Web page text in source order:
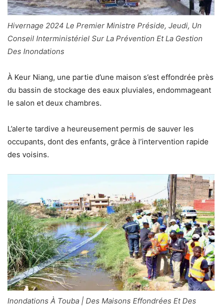
Hivernage 2024 Le Premier Ministre Préside, Jeudi, Un
Conseil Interministériel Sur La Prévention Et La Gestion
Des Inondations
À Keur Niang, une partie d’une maison s’est effondrée près
du bassin de stockage des eaux pluviales, endommageant
le salon et deux chambres.
L’alerte tardive a heureusement permis de sauver les
occupants, dont des enfants, grâce à l’intervention rapide
des voisins.
Inondations À Touba | Des Maisons Effondrées Et Des